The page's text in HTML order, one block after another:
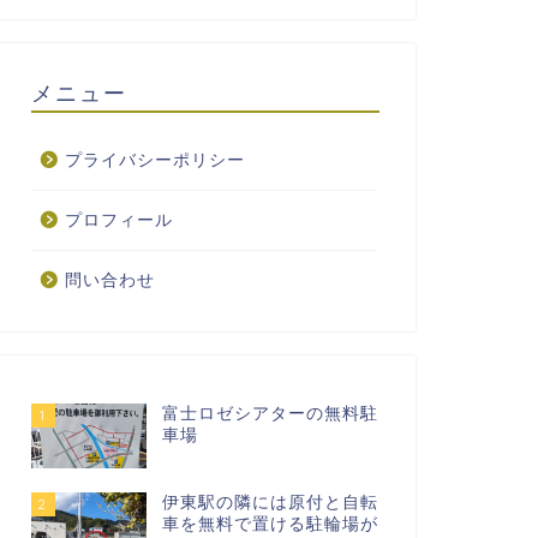
メニュー
プライバシーポリシー
プロフィール
問い合わせ
1
富士ロゼシアターの無料駐
車場
2
伊東駅の隣には原付と自転
車を無料で置ける駐輪場が